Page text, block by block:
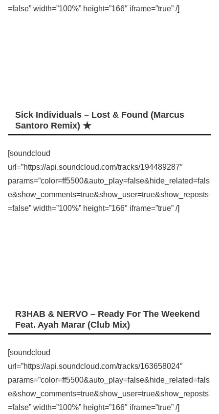
=false” width=”100%” height=”166″ iframe=”true” /]
Sick Individuals – Lost & Found (Marcus
Santoro Remix) ★
[soundcloud
url=”https://api.soundcloud.com/tracks/194489287″
params=”color=ff5500&auto_play=false&hide_related=fals
e&show_comments=true&show_user=true&show_reposts
=false” width=”100%” height=”166″ iframe=”true” /]
R3HAB & NERVO – Ready For The Weekend
Feat. Ayah Marar (Club Mix)
[soundcloud
url=”https://api.soundcloud.com/tracks/163658024″
params=”color=ff5500&auto_play=false&hide_related=fals
e&show_comments=true&show_user=true&show_reposts
=false” width=”100%” height=”166″ iframe=”true” /]